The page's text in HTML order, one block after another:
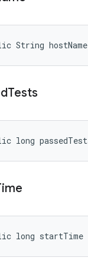
String hostName
Tests
long
long startTime